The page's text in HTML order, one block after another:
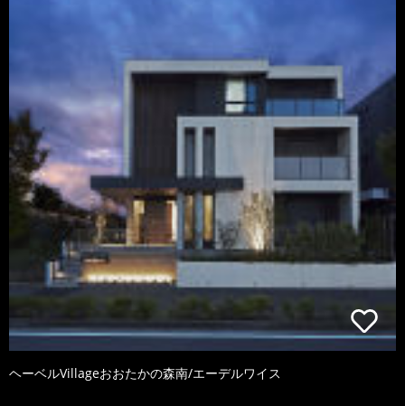
ヘーベルVillageおおたかの森南/エーデルワイス